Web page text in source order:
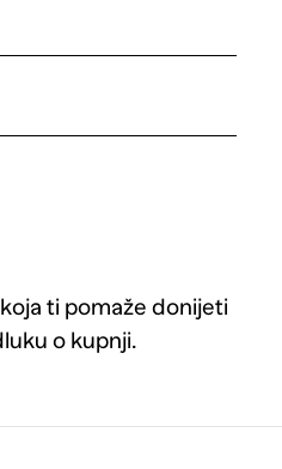
ti pomaže donijeti
o kupnji.